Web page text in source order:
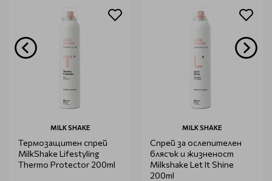
MILK SHAKE
Термозащитен спрей
MilkShake Lifestyling
Thermo Protector 200ml
MILK SHAKE
Спрей за ослепителен
блясък и жизненост
Milkshake Let It Shine
200ml